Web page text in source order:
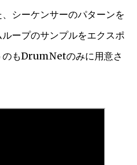
、シーケンサーのパターンを
ープのサンプルをエクスポ
のもDrumNetのみに用意さ